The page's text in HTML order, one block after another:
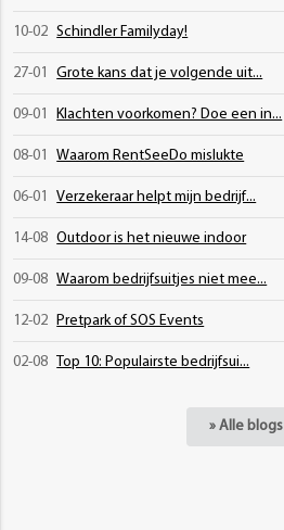
10-02 Schindler Familyday!
27-01 Grote kans dat je volgende uit...
09-01 Klachten voorkomen? Doe een in...
08-01 Waarom RentSeeDo mislukte
06-01 Verzekeraar helpt mijn bedrijf...
14-08 Outdoor is het nieuwe indoor
09-08 Waarom bedrijfsuitjes niet mee...
12-02 Pretpark of SOS Events
02-08 Top 10: Populairste bedrijfsui...
» Alle blogs